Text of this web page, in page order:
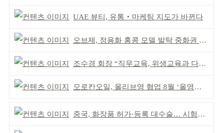
UAE 뷰티, 유통‧마케팅 지도가 바뀐다
오브제, 정용화 홍콩 모델 발탁 중화권 공략 강화
조수경 회장 “직무교육, 위생교육과 다르다”
모로칸오일, 올리브영 협업 8월 ‘올영픽’ 선정
중국, 화장품 허가·등록 대수술… 시험자료 공용 허용